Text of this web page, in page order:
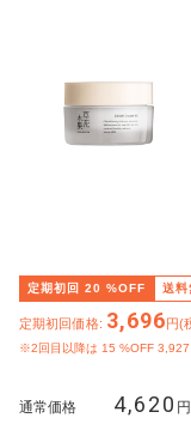
定期初回 20 %OFF 送料
定期初回価格: 3,696円(
※2回目以降は 15 %OFF 3,927
通常価格 4,620